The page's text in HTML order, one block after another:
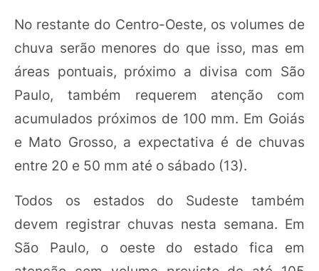
No restante do Centro-Oeste, os volumes de
chuva serão menores do que isso, mas em
áreas pontuais, próximo a divisa com São
Paulo, também requerem atenção com
acumulados próximos de 100 mm. Em Goiás
e Mato Grosso, a expectativa é de chuvas
entre 20 e 50 mm até o sábado (13).
Todos os estados do Sudeste também
devem registrar chuvas nesta semana. Em
São Paulo, o oeste do estado fica em